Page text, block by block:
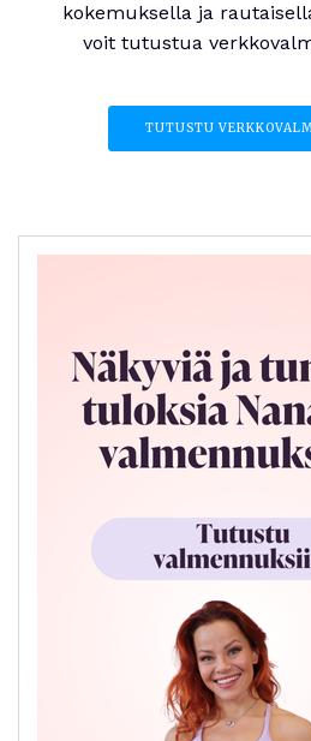
kokemuksella ja
voit tutustua
TUTUSTU